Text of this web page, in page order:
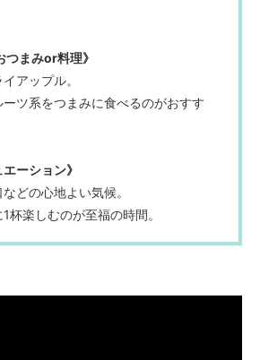
つまみor料理》
アップル。
ツ系をつまみに食べるのがおすす
ーション》
どの心地よい気候。
杯楽しむのが至福の時間。